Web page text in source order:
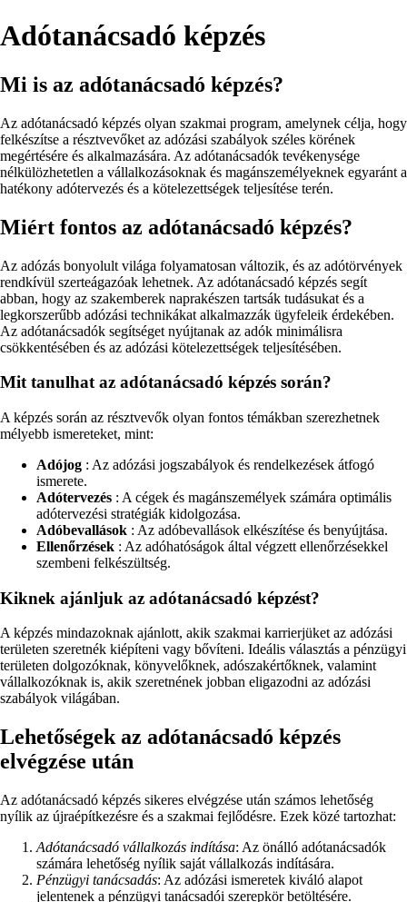
Adótanácsadó képzés
Mi is az adótanácsadó képzés?
Az adótanácsadó képzés olyan szakmai program, amelynek célja, hogy
felkészítse a résztvevőket az adózási szabályok széles körének
megértésére és alkalmazására. Az adótanácsadók tevékenysége
nélkülözhetetlen a vállalkozásoknak és magánszemélyeknek egyaránt a
hatékony adótervezés és a kötelezettségek teljesítése terén.
Miért fontos az adótanácsadó képzés?
Az adózás bonyolult világa folyamatosan változik, és az adótörvények
rendkívül szerteágazóak lehetnek. Az adótanácsadó képzés segít
abban, hogy az szakemberek naprakészen tartsák tudásukat és a
legkorszerűbb adózási technikákat alkalmazzák ügyfeleik érdekében.
Az adótanácsadók segítséget nyújtanak az adók minimálisra
csökkentésében és az adózási kötelezettségek teljesítésében.
Mit tanulhat az adótanácsadó képzés során?
A képzés során az résztvevők olyan fontos témákban szerezhetnek
mélyebb ismereteket, mint:
Adójog : Az adózási jogszabályok és rendelkezések átfogó
ismerete.
Adótervezés : A cégek és magánszemélyek számára optimális
adótervezési stratégiák kidolgozása.
Adóbevallások : Az adóbevallások elkészítése és benyújtása.
Ellenőrzések : Az adóhatóságok által végzett ellenőrzésekkel
szembeni felkészültség.
Kiknek ajánljuk az adótanácsadó képzést?
A képzés mindazoknak ajánlott, akik szakmai karrierjüket az adózási
területen szeretnék kiépíteni vagy bővíteni. Ideális választás a pénzügyi
területen dolgozóknak, könyvelőknek, adószakértőknek, valamint
vállalkozóknak is, akik szeretnének jobban eligazodni az adózási
szabályok világában.
Lehetőségek az adótanácsadó képzés
elvégzése után
Az adótanácsadó képzés sikeres elvégzése után számos lehetőség
nyílik az újraépítkezésre és a szakmai fejlődésre. Ezek közé tartozhat:
Adótanácsadó vállalkozás indítása: Az önálló adótanácsadók
számára lehetőség nyílik saját vállalkozás indítására.
Pénzügyi tanácsadás: Az adózási ismeretek kiváló alapot
jelentenek a pénzügyi tanácsadói szerepkör betöltésére.